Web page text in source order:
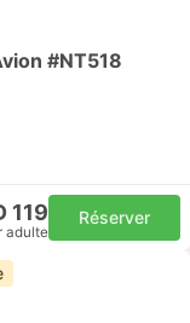
#NT518
119
adulte
Réserver